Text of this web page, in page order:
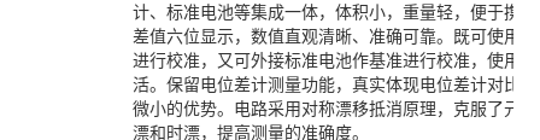
计、标准电池等集成一体，体积小，重量轻，便于携
差值六位显示，数值直观清晰、准确可靠。既可使用
进行校准，又可外接标准电池作基准进行校准，使用
活。保留电位差计测量功能，真实体现电位差计对比
微小的优势。电路采用对称漂移抵消原理，克服了元
漂和时漂，提高测量的准确度。